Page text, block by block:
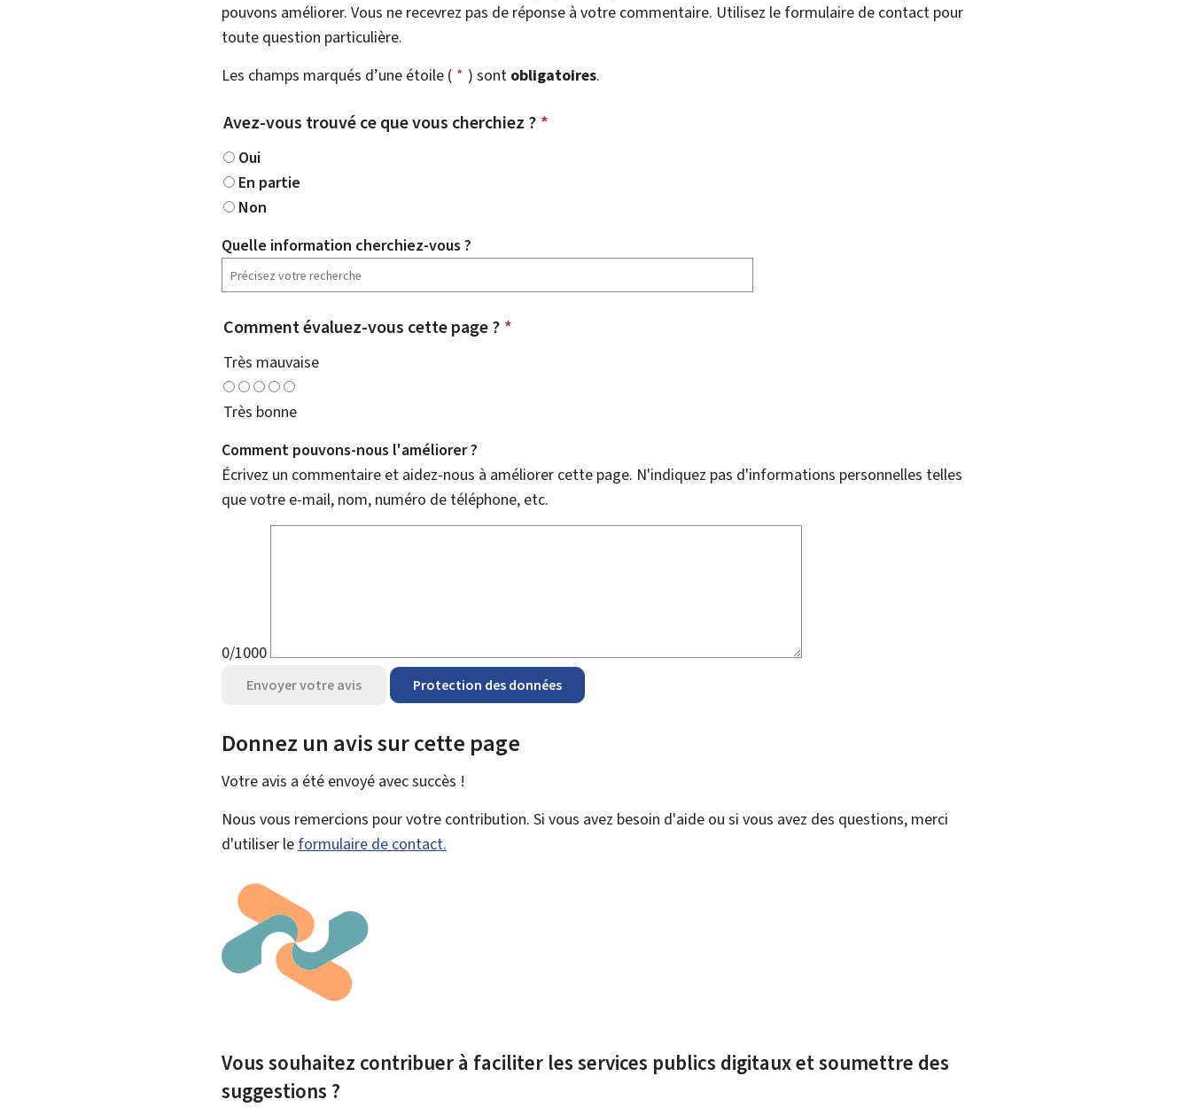
pouvons améliorer. Vous ne recevrez pas de réponse à votre commentaire. Utilisez le formulaire de contact pour
toute question particulière.
Les champs marqués d’une étoile ( * ) sont obligatoires.
Avez-vous trouvé ce que vous cherchiez ? *
Oui
En partie
Non
Quelle information cherchiez-vous ?
Comment évaluez-vous cette page ? *
Très mauvaise
Très bonne
Comment pouvons-nous l'améliorer ?
Écrivez un commentaire et aidez-nous à améliorer cette page. N'indiquez pas d'informations personnelles telles
que votre e-mail, nom, numéro de téléphone, etc.
0/1000
Envoyer votre avis Protection des données
Donnez un avis sur cette page
Votre avis a été envoyé avecsuccès !
Nous vous remercions pour votre contribution. Si vous avez besoin d'aide ou si vous avez des questions, merci
d'utiliser le formulaire de contact.
Vous souhaitez contribuer à faciliter les services publics digitaux et soumettre des
suggestions ?